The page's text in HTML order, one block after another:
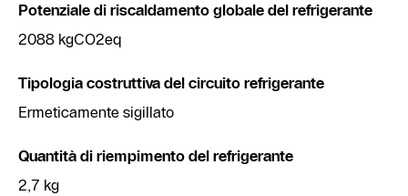
Potenziale di riscaldamento globale del refrigerante
2088 kgCO2eq
Tipologia costruttiva del circuito refrigerante
Ermeticamente sigillato
Quantità di riempimento del refrigerante
2,7 kg